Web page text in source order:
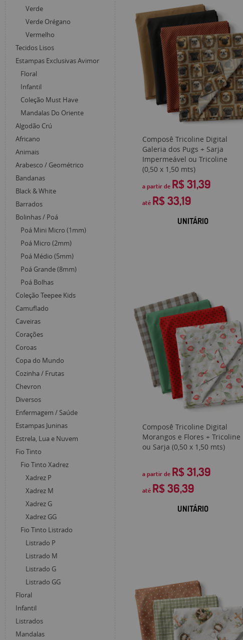
Verde
Verde Orégano
Vermelho
Tecidos Lisos
Estampas Exclusivas Avimor
Floral
Infantil
Coleção Must Have
Mandalas Do Oriente
Algodão Crú
Africano
Animais
Arabesco / Geométrico
Bandanas
Black & White
Barrados
Bolinhas / Poá
Poá Mini Micro (1mm)
Poá Micro (2mm)
Poá Médio (5mm)
Poá Grande (8mm)
Poá Bolhas
Coleção Teepee Kids
Camuflado
Caveiras
Corações
Coroas
Copa do Mundo
Cozinha / Frutas
Chevron
Diversos
Enfermagem / Saúde
Estampas Juninas
Estrela, Lua e Nuvem
Fio Tinto
Fio Tinto Xadrez
Xadrez P
Xadrez M
Xadrez G
Xadrez GG
Fio Tinto Listrado
Listrado P
Listrado M
Listrado G
Listrado GG
Floral
Infantil
Listrados
Mandalas
Composê Tricoline Digital
Galeria dos Pugs + Sarja
Impermeável ou Tricoline
(0,50 x 1,50 mts)
a partir de R$ 31,39
até R$ 33,19
UNITÁRIO
Composê Tricoline Digital
Morangos e Flores + Tricoline
ou Sarja (0,50 x 1,50 mts)
a partir de R$ 31,39
até R$ 36,39
UNITÁRIO